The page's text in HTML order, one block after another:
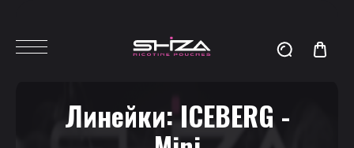
Линейки: ICEBERG -